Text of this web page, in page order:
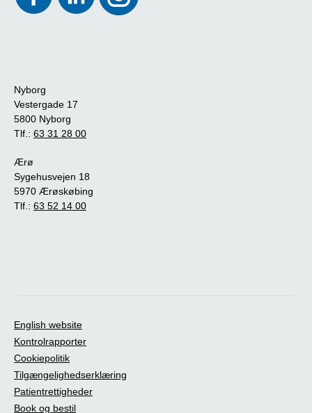
Nyborg
Vestergade 17
5800 Nyborg
Tlf.: 63 31 28 00
Ærø
Sygehusvejen 18
5970 Ærøskøbing
Tlf.: 63 52 14 00
English website
Kontrolrapporter
Cookiepolitik
Tilgængelighedserklæring
Patientrettigheder
Book og bestil